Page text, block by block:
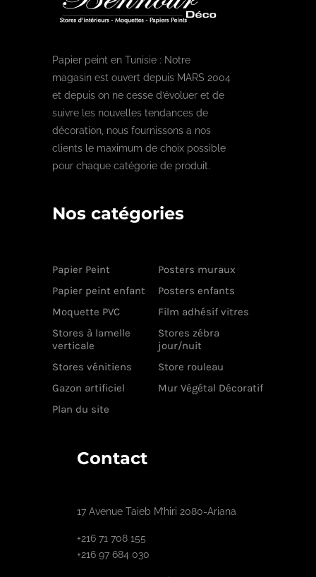
Papier peint en Tunisie : Notre
magasin est ouvert depuis MARS 2004
et depuis on ne cesse d’évoluer et de
suivre les nouvelles tendances de
décoration, nous fournissons a nos
clients le maximum de choix possible
pour chaque catégorie de produit.
Nos catégories
Papier Peint
Posters muraux
Papier peint enfant
Posters enfants
Moquette PVC
Film adhésif vitres
Stores à lamelle
verticale
Stores zébra
jour/nuit
Stores vénitiens
Store rouleau
Gazon artificiel
Mur Végétal Décoratif
Plan du site
Contact
17 Avenue Taieb M’hiri 2080-Ariana
+216 71 708 155
+216 97 684 030